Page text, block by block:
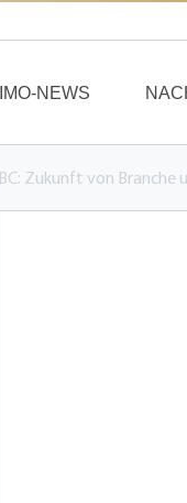
NEWS
Zukunft von Branche